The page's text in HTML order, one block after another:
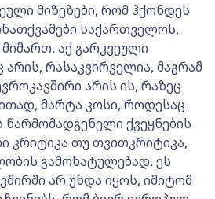
მიზეზები, რომ ჰქონდეს
საქართველოს,
აქ გარკვეული
რასაკვირველია, მაგრამ
არის ის, რაზეც
მარტა კოსი, როდესაც
წარმომადგენელი ქვეყნების
კრიტიკა თუ თვითკრიტიკა,
გამოხატულებად. ეს
არ უნდა იყოს, იმიტომ